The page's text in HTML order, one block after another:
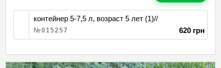
контейнер 5-7,5 л, возраст 5 лет (1)//
№015257 620 грн